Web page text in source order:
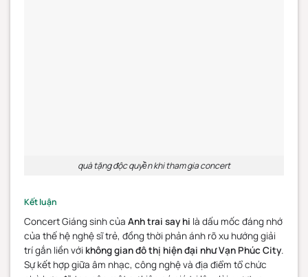
quà tặng độc quyền khi tham gia concert
Kết luận
Concert Giáng sinh củaAnh trai say hi là dấu mốc đáng nhớ
của thế hệ nghệ sĩ trẻ, đồng thời phản ánh rõ xu hướng giải
trí gắn liền với không gian đô thị hiện đại như Vạn Phúc City.
Sự kết hợp giữa âm nhạc, công nghệ và địa điểm tổ chức